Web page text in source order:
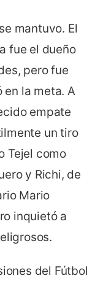
mantuvo. El
fue el dueño
pero fue
en la meta. A
empate
un tiro
Tejel como
y Richi, de
Mario
inquietó a
del Fútbol